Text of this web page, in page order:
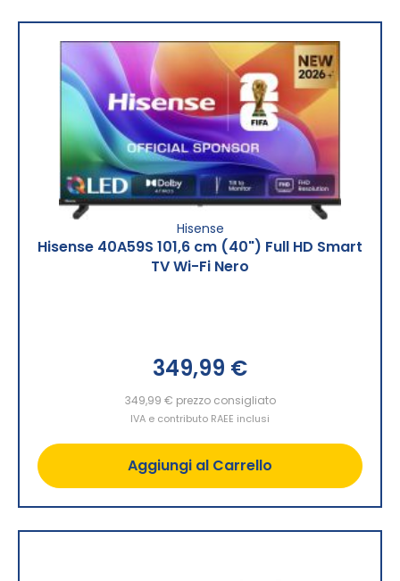
Hisense
Hisense 40A59S 101,6 cm (40") Full HD Smart
TV Wi-Fi Nero
349,99 €
349,99 € prezzo consigliato
IVA e contributo RAEE inclusi
Aggiungi al Carrello